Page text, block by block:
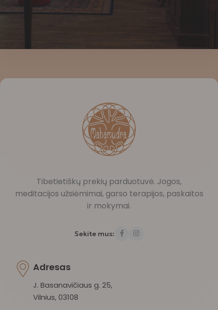
Tibetietiškų prekių parduotuvė. Jogos,
meditacijos užsiėmimai, garso terapijos, paskaitos
ir mokymai.
Sekite mus:
Adresas
J. Basanavičiaus g. 25,
Vilnius, 03108